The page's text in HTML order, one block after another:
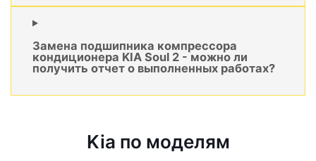
Замена подшипника компрессора
кондиционера KIA Soul 2 - можно ли
получить отчет о выполненных работах?
Kia по моделям